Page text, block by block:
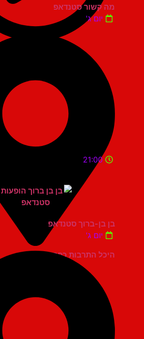
מה קשור סטנדאפ
יום ג'
היכל התרבות כפר סבא
21:00
בן בן-ברוך סטנדאפ
יום ג'